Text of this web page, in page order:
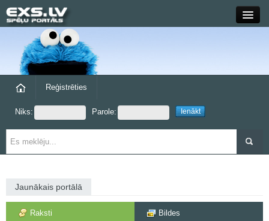
Grupas
Reģistrēties
Niks: Parole:
Jaunākais portālā
Raksti Bildes